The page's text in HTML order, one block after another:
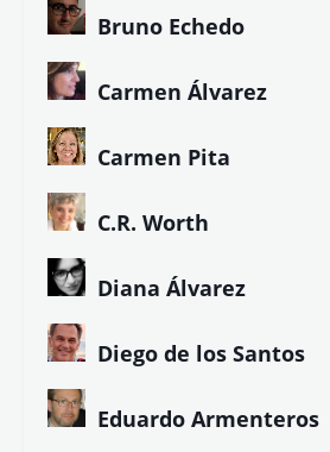
Bruno Echedo
Carmen Álvarez
Carmen Pita
C.R. Worth
Diana Álvarez
Diego de los Santos
Eduardo Armenteros